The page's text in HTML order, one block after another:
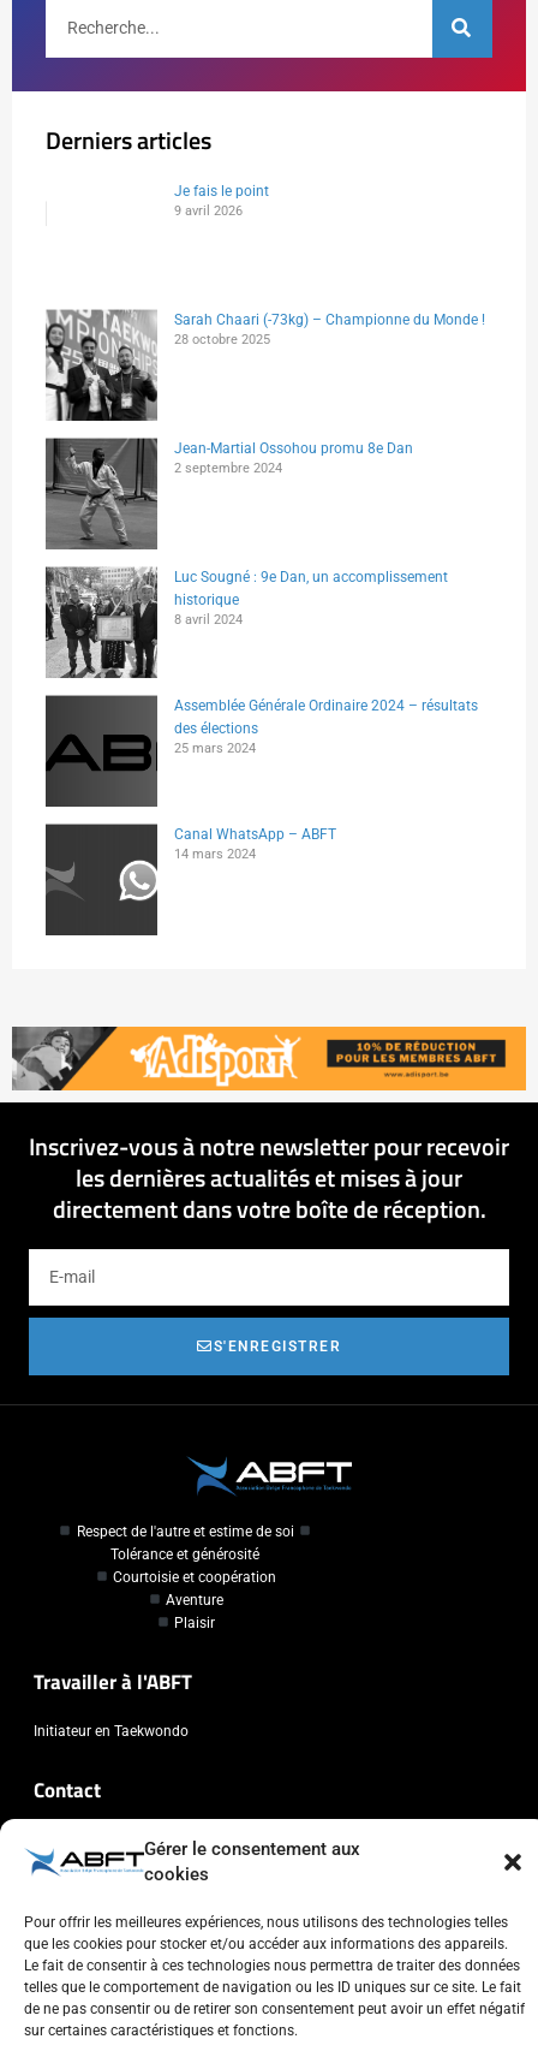
Gérer le consentement aux
cookies
Pour offrir les meilleures expériences, nous utilisons des technologies telles
que les cookies pour stocker et/ou accéder aux informations des appareils.
Le fait de consentir à ces technologies nous permettra de traiter des données
telles que le comportement de navigation ou les ID uniques sur ce site. Le fait
de ne pas consentir ou de retirer son consentement peut avoir un effet négatif
sur certaines caractéristiques et fonctions.
Derniers articles
Je fais le point
9 avril 2026
Sarah Chaari (-73kg) – Championne du Monde !
28 octobre 2025
Jean-Martial Ossohou promu 8e Dan
2 septembre 2024
Luc Sougné : 9e Dan, un accomplissement
historique
8 avril 2024
Assemblée Générale Ordinaire 2024 – résultats
des élections
25 mars 2024
Canal WhatsApp – ABFT
14 mars 2024
Inscrivez-vous à notre newsletter pour recevoir
les dernières actualités et mises à jour
directement dans votre boîte de réception.
S'ENREGISTRER
Respect de l'autre et estime de soi
Tolérance et générosité
Courtoisie et coopération
Aventure
Plaisir
Travailler à l'ABFT
Initiateur en Taekwondo
Contact
Association Belge Francophone de Taekwondo
Chaussée de Wavre, 2057 - 1160 Auderghem
+32 (0)2 347 34 77